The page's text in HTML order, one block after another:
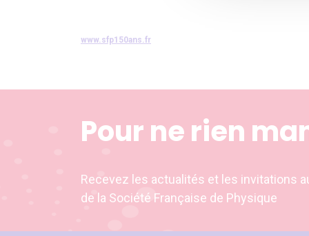
www.sfp150ans.fr
Pour ne rien
Recevez les actualités et les invitations
de la Société Française de Physique